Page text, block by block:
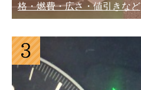
格・燃費・広さ・値引きなど